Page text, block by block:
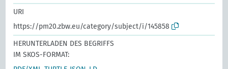
URI
https://pm20.zbw.eu/category/subject/i/145858
HERUNTERLADEN DES BEGRIFFS
IM SKOS-FORMAT: